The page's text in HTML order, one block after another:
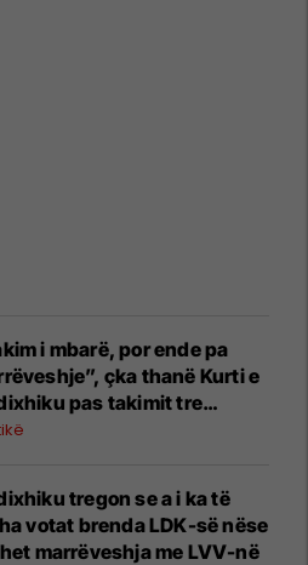
i mbarë, por ende pa
çka thanë Kurti e
pas takimit tre
tregon se a i ka të
votat brenda LDK-së nëse
marrëveshja me LVV-në